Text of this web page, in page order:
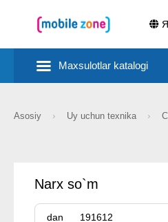
Maxsulotlar katalogi
Asosiy Uy uchun texnika
Narx so`m
dan